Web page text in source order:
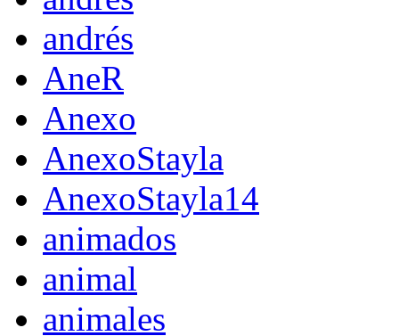
andrés
AneR
Anexo
AnexoStayla
AnexoStayla14
animados
animal
animales